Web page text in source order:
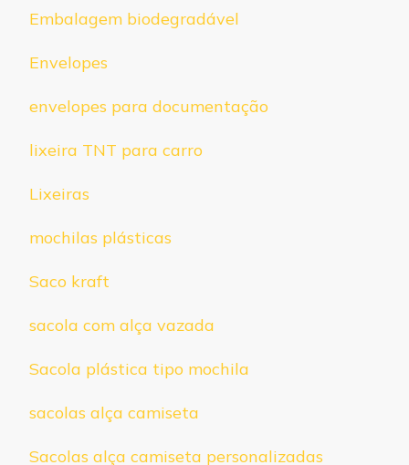
Embalagem biodegradável
Envelopes
envelopes para documentação
lixeira TNT para carro
Lixeiras
mochilas plásticas
Saco kraft
sacola com alça vazada
Sacola plástica tipo mochila
sacolas alça camiseta
Sacolas alça camiseta personalizadas